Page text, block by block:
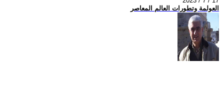
العولمة وتطورات العالم المعاصر